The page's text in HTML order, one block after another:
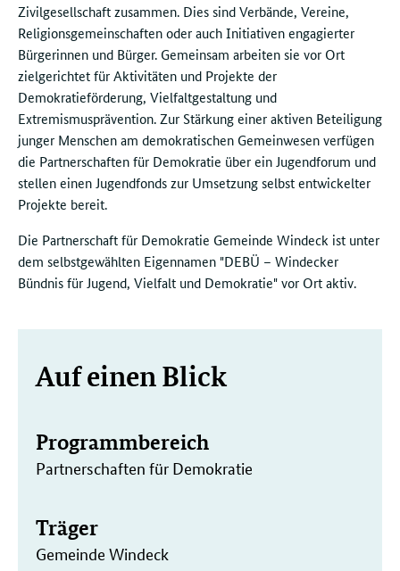
Zivilgesellschaft zusammen. Dies sind Verbände, Vereine,
Religionsgemeinschaften oder auch Initiativen engagierter
Bürgerinnen und Bürger. Gemeinsam arbeiten sie vor Ort
zielgerichtet für Aktivitäten und Projekte der
Demokratieförderung, Vielfaltgestaltung und
Extremismusprävention. Zur Stärkung einer aktiven Beteiligung
junger Menschen am demokratischen Gemeinwesen verfügen
die Partnerschaften für Demokratie über ein Jugendforum und
stellen einen Jugendfonds zur Umsetzung selbst entwickelter
Projekte bereit.
Die Partnerschaft für Demokratie Gemeinde Windeck ist unter
dem selbstgewählten Eigennamen "DEBÜ – Windecker
Bündnis für Jugend, Vielfalt und Demokratie" vor Ort aktiv.
Weitere
Auf einen Blick
Programmbereich
Partnerschaften für Demokratie
Träger
Gemeinde Windeck